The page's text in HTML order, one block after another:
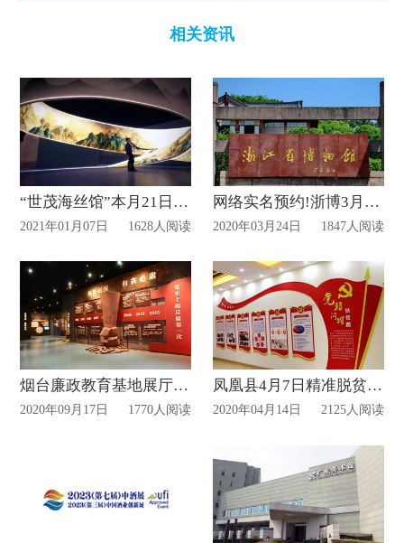
相关资讯
“世茂海丝馆”本月21日对公众开放
2021年01月07日 1628人阅读
网络实名预约!浙博3月26日起部分展厅恢复开放!
2020年03月24日 1847人阅读
烟台廉政教育基地展厅开放公告！
2020年09月17日 1770人阅读
凤凰县4月7日精准脱贫展览馆开馆！
2020年04月14日 2125人阅读